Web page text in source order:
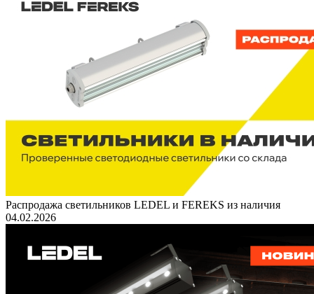
Распродажа светильников LEDEL и FEREKS из наличия
04.02.2026